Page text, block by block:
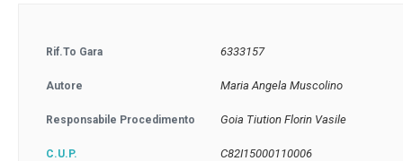
Rif.to Gara 6333157
Autore Maria Angela Muscolino
Responsabile Procedimento Goia Tiution Florin Vasile
C.U.P. C82I15000110006